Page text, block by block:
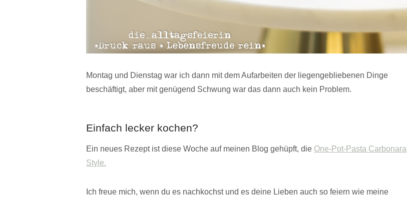
Montag und Dienstag war ich dann mit dem Aufarbeiten der liegengebliebenen Dinge
beschäftigt, aber mit genügend Schwung war das dann auch kein Problem.
Einfach lecker kochen?
Ein neues Rezept ist diese Woche auf meinen Blog gehüpft, die One-Pot-Pasta Carbonara
Style.
Ich freue mich, wenn du es nachkochst und es deine Lieben auch so feiern wie meine